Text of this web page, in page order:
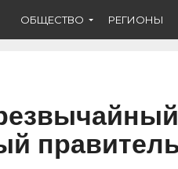
ОБЩЕСТВО РЕГИОНЫ